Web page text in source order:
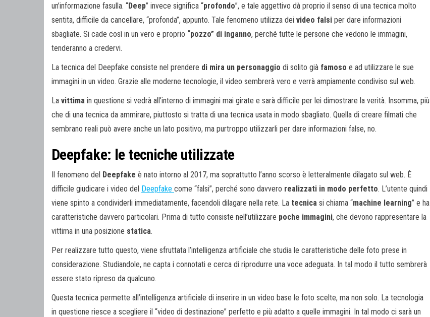
un’informazione fasulla. “Deep” invece significa “profondo”, e tale aggettivo dà proprio il senso di una tecnica molto
sentita, difficile da cancellare, “profonda”, appunto. Tale fenomeno utilizza dei video falsi per dare informazioni
sbagliate. Si cade così in un vero e proprio “pozzo” di inganno, perché tutte le persone che vedono le immagini,
tenderanno a credervi.
La tecnica del Deepfake consiste nel prendere di mira un personaggio di solito già famoso e ad utilizzare le sue
immagini in un video. Grazie alle moderne tecnologie, il video sembrerà vero e verrà ampiamente condiviso sul web.
La vittima in questione si vedrà all’interno di immagini mai girate e sarà difficile per lei dimostrare la verità. Insomma, più
che di una tecnica da ammirare, piuttosto si tratta di una tecnica usata in modo sbagliato. Quella di creare filmati che
sembrano reali può avere anche un lato positivo, ma purtroppo utilizzarli per dare informazioni false, no.
Deepfake: le tecniche utilizzate
Il fenomeno del Deepfake è nato intorno al 2017, ma soprattutto l’anno scorso è letteralmente dilagato sul web. È
difficile giudicare i video del Deepfake come “falsi”, perché sono davvero realizzati in modo perfetto. L’utente quindi
viene spinto a condividerli immediatamente, facendoli dilagare nella rete. La tecnica si chiama “machine learning” e ha
caratteristiche davvero particolari. Prima di tutto consiste nell’utilizzare poche immagini, che devono rappresentare la
vittima in una posizione statica.
Per realizzare tutto questo, viene sfruttata l’intelligenza artificiale che studia le caratteristiche delle foto prese in
considerazione. Studiandole, ne capta i connotati e cerca di riprodurre una voce adeguata. In tal modo il tutto sembrerà
essere stato ripreso da qualcuno.
Questa tecnica permette all’intelligenza artificiale di inserire in un video base le foto scelte, ma non solo. La tecnologia
in questione riesce a scegliere il “video di destinazione” perfetto e più adatto a quelle immagini. In tal modo ci sarà un